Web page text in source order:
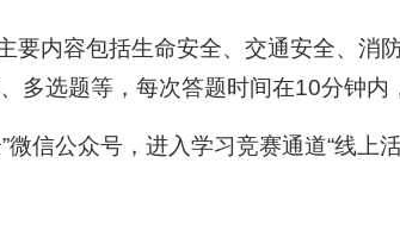
要内容包括生命安全、交通安全、消
多选题等，每次答题时间在10分钟内
微信公众号，进入学习竞赛通道“线上